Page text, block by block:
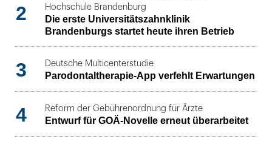
2
Hochschule Brandenburg
Die erste Universitätszahnklinik
Brandenburgs startet heute ihren Betrieb
3 Deutsche Multicenterstudie
Parodontaltherapie-App verfehlt Erwartungen
4 Reform der Gebührenordnung für Ärzte
Entwurf für GOÄ-Novelle erneut überarbeitet